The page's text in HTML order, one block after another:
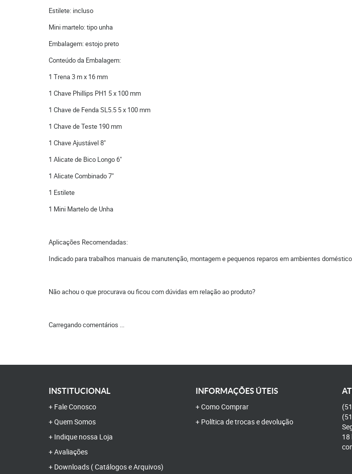
Estilete: incluso
Mini martelo: tipo unha
Embalagem: estojo preto
Conteúdo da Embalagem:
1 Trena 3 m x 16 mm
1 Chave Phillips PH1 5 x 100 mm
1 Chave de Fenda SL5.5 5 x 100 mm
1 Chave de Teste 190 mm
1 Chave Ajustável 8"
1 Alicate de Bico Longo 6"
1 Alicate Combinado 7"
1 Estilete
1 Mini Martelo de Unha
Aplicações Recomendadas:
Indicado para trabalhos manuais de manutenção, montagem e pequenos reparos em ambientes
Não achou o que procurava ou ficou com dúvidas em relação ao produto?
Carregando comentários ...
INSTITUCIONAL
Fale Conosco
Quem Somos
Indique nossa Loja
Avaliações
Downloads ( Catálogos e Arquivos)
INFORMAÇÕES ÚTEIS
Como Comprar
Política de trocas e devolução
18